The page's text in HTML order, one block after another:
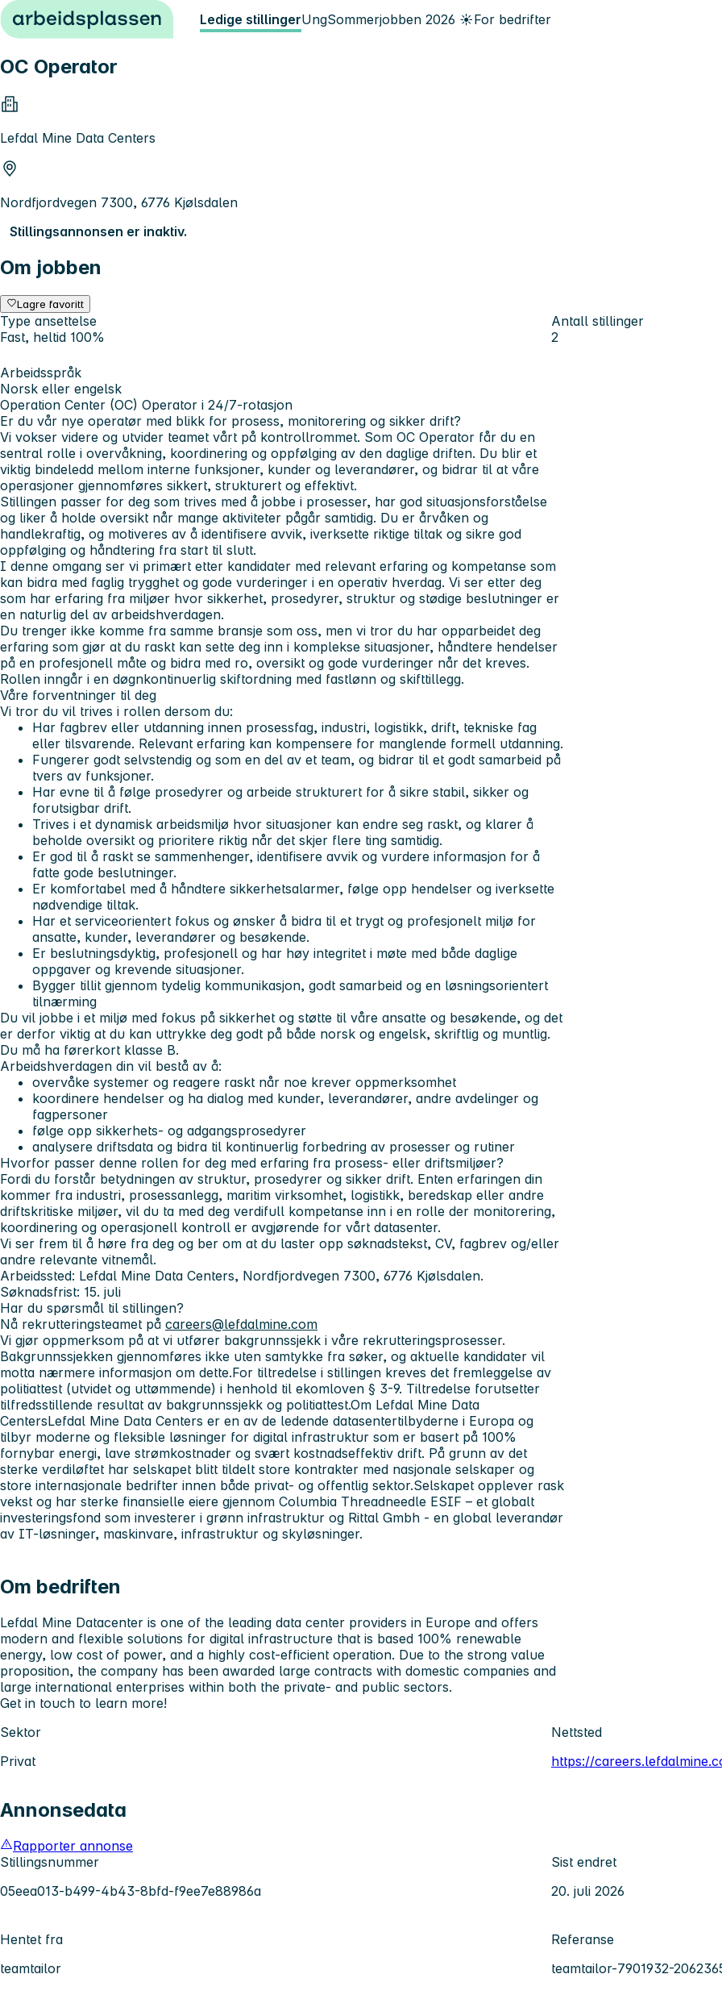
Hopp til innhold Ledige stillingerUngSommerjobben 2026 ☀️For bedrifter
OC Operator
Lefdal Mine Data Centers
Nordfjordvegen 7300, 6776 Kjølsdalen
Stillingsannonsen er inaktiv.
Om jobben
Lagre favoritt
Type ansettelse
Fast, heltid 100%
Antall stillinger
2
Arbeidsspråk
Norsk eller engelsk
Operation Center (OC) Operator i 24/7-rotasjon
Er du vår nye operatør med blikk for prosess, monitorering og sikker drift?
Vi vokser videre og utvider teamet vårt på kontrollrommet. Som OC Operator får du en
sentral rolle i overvåkning, koordinering og oppfølging av den daglige driften. Du blir et
viktig bindeledd mellom interne funksjoner, kunder og leverandører, og bidrar til at våre
operasjoner gjennomføres sikkert, strukturert og effektivt.
Stillingen passer for deg som trives med å jobbe i prosesser, har god situasjonsforståelse
og liker å holde oversikt når mange aktiviteter pågår samtidig. Du er årvåken og
handlekraftig, og motiveres av å identifisere avvik, iverksette riktige tiltak og sikre god
oppfølging og håndtering fra start til slutt.
I denne omgang ser vi primært etter kandidater med relevant erfaring og kompetanse som
kan bidra med faglig trygghet og gode vurderinger i en operativ hverdag. Vi ser etter deg
som har erfaring fra miljøer hvor sikkerhet, prosedyrer, struktur og stødige beslutninger er
en naturlig del av arbeidshverdagen.
Du trenger ikke komme fra samme bransje som oss, men vi tror du har opparbeidet deg
erfaring som gjør at du raskt kan sette deg inn i komplekse situasjoner, håndtere hendelser
på en profesjonell måte og bidra med ro, oversikt og gode vurderinger når det kreves.
Rollen inngår i en døgnkontinuerlig skiftordning med fastlønn og skifttillegg.
Våre forventninger til deg
Vi tror du vil trives i rollen dersom du:
Har fagbrev eller utdanning innen prosessfag, industri, logistikk, drift, tekniske fag
eller tilsvarende. Relevant erfaring kan kompensere for manglende formell utdanning.
Fungerer godt selvstendig og som en del av et team, og bidrar til et godt samarbeid på
tvers av funksjoner.
Har evne til å følge prosedyrer og arbeide strukturert for å sikre stabil, sikker og
forutsigbar drift.
Trives i et dynamisk arbeidsmiljø hvor situasjoner kan endre seg raskt, og klarer å
beholde oversikt og prioritere riktig når det skjer flere ting samtidig.
Er god til å raskt se sammenhenger, identifisere avvik og vurdere informasjon for å
fatte gode beslutninger.
Er komfortabel med å håndtere sikkerhetsalarmer, følge opp hendelser og iverksette
nødvendige tiltak.
Har et serviceorientert fokus og ønsker å bidra til et trygt og profesjonelt miljø for
ansatte, kunder, leverandører og besøkende.
Er beslutningsdyktig, profesjonell og har høy integritet i møte med både daglige
oppgaver og krevende situasjoner.
Bygger tillit gjennom tydelig kommunikasjon, godt samarbeid og en løsningsorientert
tilnærming
Du vil jobbe i et miljø med fokus på sikkerhet og støtte til våre ansatte og besøkende, og det
er derfor viktig at du kan uttrykke deg godt på både norsk og engelsk, skriftlig og muntlig.
Du må ha førerkort klasse B.
Arbeidshverdagen din vil bestå av å:
overvåke systemer og reagere raskt når noe krever oppmerksomhet
koordinere hendelser og ha dialog med kunder, leverandører, andre avdelinger og
fagpersoner
følge opp sikkerhets- og adgangsprosedyrer
analysere driftsdata og bidra til kontinuerlig forbedring av prosesser og rutiner
Hvorfor passer denne rollen for deg med erfaring fra prosess- eller driftsmiljøer?
Fordi du forstår betydningen av struktur, prosedyrer og sikker drift. Enten erfaringen din
kommer fra industri, prosessanlegg, maritim virksomhet, logistikk, beredskap eller andre
driftskritiske miljøer, vil du ta med deg verdifull kompetanse inn i en rolle der monitorering,
koordinering og operasjonell kontroll er avgjørende for vårt datasenter.
Vi ser frem til å høre fra deg og ber om at du laster opp søknadstekst, CV, fagbrev og/eller
andre relevante vitnemål.
Arbeidssted: Lefdal Mine Data Centers, Nordfjordvegen 7300, 6776 Kjølsdalen.
Søknadsfrist: 15. juli
Har du spørsmål til stillingen?
Nå rekrutteringsteamet på careers@lefdalmine.com
Vi gjør oppmerksom på at vi utfører bakgrunnssjekk i våre rekrutteringsprosesser.
Bakgrunnssjekken gjennomføres ikke uten samtykke fra søker, og aktuelle kandidater vil
motta nærmere informasjon om dette.For tiltredelse i stillingen kreves det fremleggelse av
politiattest (utvidet og uttømmende) i henhold til ekomloven § 3-9. Tiltredelse forutsetter
tilfredsstillende resultat av bakgrunnssjekk og politiattest.Om Lefdal Mine Data
CentersLefdal Mine Data Centers er en av de ledende datasentertilbyderne i Europa og
tilbyr moderne og fleksible løsninger for digital infrastruktur som er basert på 100%
fornybar energi, lave strømkostnader og svært kostnadseffektiv drift. På grunn av det
sterke verdiløftet har selskapet blitt tildelt store kontrakter med nasjonale selskaper og
store internasjonale bedrifter innen både privat- og offentlig sektor.Selskapet opplever rask
vekst og har sterke finansielle eiere gjennom Columbia Threadneedle ESIF – et globalt
investeringsfond som investerer i grønn infrastruktur og Rittal Gmbh - en global leverandør
av IT-løsninger, maskinvare, infrastruktur og skyløsninger.
Om bedriften
Lefdal Mine Datacenter is one of the leading data center providers in Europe and offers
modern and flexible solutions for digital infrastructure that is based 100% renewable
energy, low cost of power, and a highly cost-efficient operation. Due to the strong value
proposition, the company has been awarded large contracts with domestic companies and
large international enterprises within both the private- and public sectors.
Get in touch to learn more!
Sektor
Privat
Nettsted
https://
Annonsedata
Rapporter annonse
Stillingsnummer
05eea013-b499-4b43-8bfd-f9ee7e88986a
Sist endret
20. juli 2026
Hentet fra
teamtailor
Referanse
teamtailor-7901932-